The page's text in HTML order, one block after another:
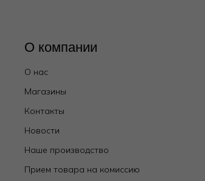
О компании
О нас
Магазины
Контакты
Новости
Наше производство
Прием товара на комиссию